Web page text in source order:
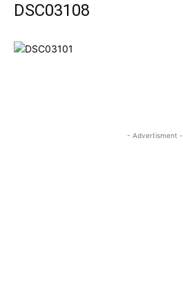
DSC03108
- Advertisment -